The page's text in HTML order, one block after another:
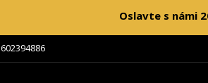
Oslavte s námi
602394886